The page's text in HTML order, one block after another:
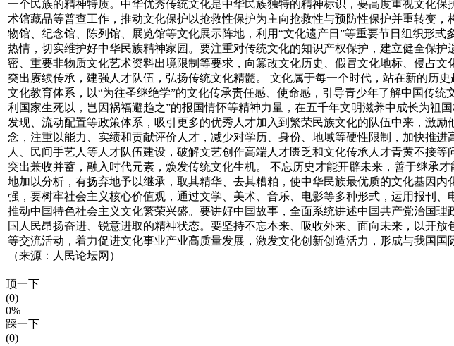
一个民族的精神特质。中华优秀传统文化是中华民族独特的精神标识，要高度重视文化
术馆藏品等普查工作，推动文化保护以抢救性保护为主向抢救性与预防性保护并重转变
物馆、纪念馆、陈列馆、展览馆等文化展示阵地，利用“文化遗产日”等重要节日组织形
热情，切实维护好中华民族精神家园。要注重对传统文化的知识产权保护，建立健全保
密、重要非物质文化艺术资料出境限制等要求，向篡改文化历史、假冒文化地标、侵占文
突出赓续传承，建强人才队伍，弘扬传统文化精髓。 文化属于每一个时代，站在新的历
文化教育体系，以“为往圣继绝学”的文化传承责任感、使命感，引导青少年了解中国传
利国家生死以，岂因祸福避趋之”的报国情怀等精神力量，在五千年文明滋养中成长为
发现、流动配置等政策体系，吸引更多的优秀人才加入到繁荣民族文化的队伍中来，激
念，注重以能力、实绩和贡献评价人才，减少对学历、身份、地域等硬性限制，加快推
人、民间手艺人等人才队伍建设，破解文艺创作高端人才匮乏和文化传承人才青黄不接等
突出兼收并蓄，融入时代元素，焕发传统文化生机。 不忘历史才能开辟未来，善于继承
地加以分析，有扬弃地予以继承，取其精华、去其糟粕，使中华民族最优质的文化基因
强，要树牢社会主义核心价值观，通过文学、美术、音乐、电影等多种形式，运用报刊
推动中国特色社会主义文化繁荣兴盛。要讲好中国故事，全面系统讲述中国共产党治国
国人民昂扬奋进、锐意进取的精神状态。要坚持不忘本来、吸收外来、面向未来，以开
等交流活动，着力促进文化事业产业高质量发展，激发文化创新创造活力，形成与我国国
（来源：人民论坛网）
顶一下
(0)
0%
踩一下
(0)